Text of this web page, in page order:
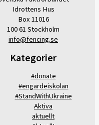
Idrottens Hus
Box 11016
100 61 Stockholm
info@fencing.se
Kategorier
#donate
#engardeiskolan
#StandWithUkraine
Aktiva
aktuellt